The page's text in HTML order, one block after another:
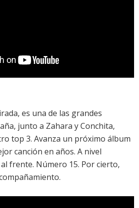
es una de las grandes
junto a Zahara y Conchita,
top 3. Avanza un próximo álbum
canción en años. A nivel
frente. Número 15. Por cierto,